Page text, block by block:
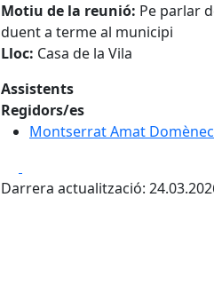
Motiu de la reunió: Pe parlar
duent a terme al municipi
Lloc: Casa de la Vila
Assistents
Regidors/es
Montserrat Amat
Darrera actualització: